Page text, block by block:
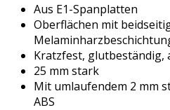
Aus E1-Spanplatten
Oberflächen mit
Kratzfest, glutbeständig,
25 mm stark
Mit umlaufendem 2 mm
ABS